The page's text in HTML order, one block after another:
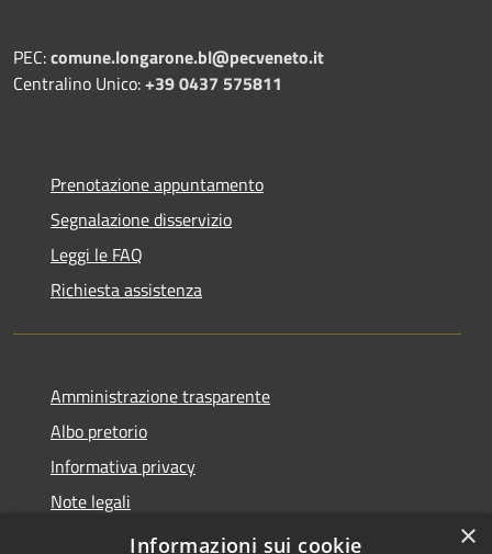
PEC:comune.longarone.bl@pecveneto.it
Centralino Unico:+39 0437 575811
Prenotazione appuntamento
Segnalazione disservizio
Leggi le FAQ
Richiesta assistenza
Amministrazione trasparente
Albo pretorio
Informativa privacy
Note legali
Dichiarazione di accessibilità
×
Informazioni sui cookie